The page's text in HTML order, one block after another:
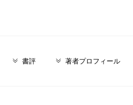
書評 著者プロフィール